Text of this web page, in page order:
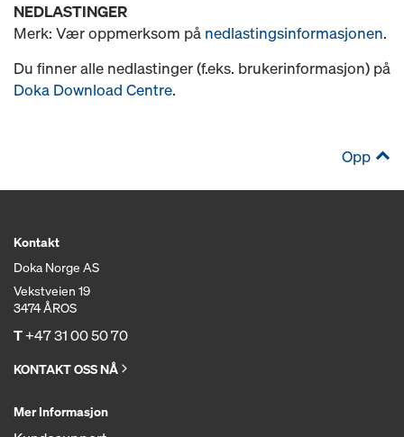
NEDLASTINGER
Merk: Vær oppmerksom på nedlastingsinformasjonen.
Du finner alle nedlastinger (f.eks. brukerinformasjon) på
Doka Download Centre.
Opp
Kontakt
Doka Norge AS
Vekstveien 19
3474 ÅROS
T+47 31 00 50 70
KONTAKT OSS NÅ
Mer Informasjon